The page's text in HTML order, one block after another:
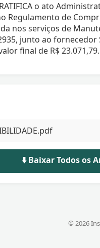
o ato
Regulamento de
nos serviços de
junto ao fornecedor
final de R$ 23.071,79.
⬇️ Baixar Todos os
© 2026